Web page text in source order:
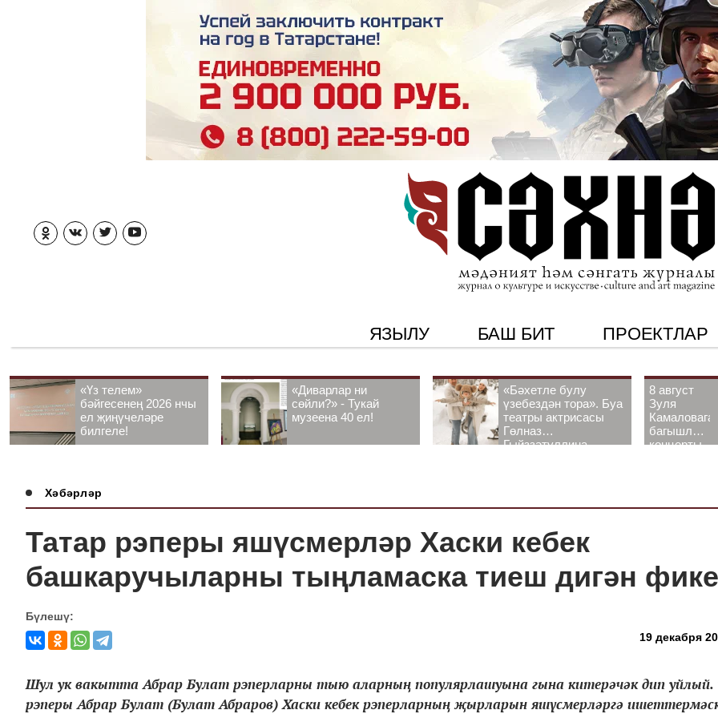
ЯЗЫЛУ БАШ БИТ ПРОЕКТЛАР
«Үз телем»
бәйгесенең 2026 нчы
ел җиңүчеләре
билгеле!
«Диварлар ни
сөйли?» - Тукай
музеена 40 ел!
«Бәхетле булу
үзебездән тора». Буа
театры актрисасы
Гөлназ
Гыйззәтуллина-
8 август
Зуля
Камаловага
багышлау
концерты
Хәбәрләр
Татар рэперы яшүсмерләр Хаски кебек
башкаручыларны тыңламаска тиеш дигән
Бүлешү:
19 декабря
Шул ук вакытта Абрар Булат рэперларны тыю аларның популярлашуына гына китерәчәк дип
рэперы Абрар Булат (Булат Абраров) Хаски кебек рэперларның җырларын яшүсмерләргә